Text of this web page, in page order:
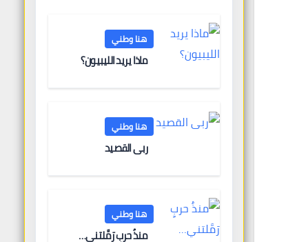
هنا وطني
ماذا يريد الليبيون؟
هنا وطني
ربى القصيد
هنا وطني
منذُ حربٍ رَمَّلتني…